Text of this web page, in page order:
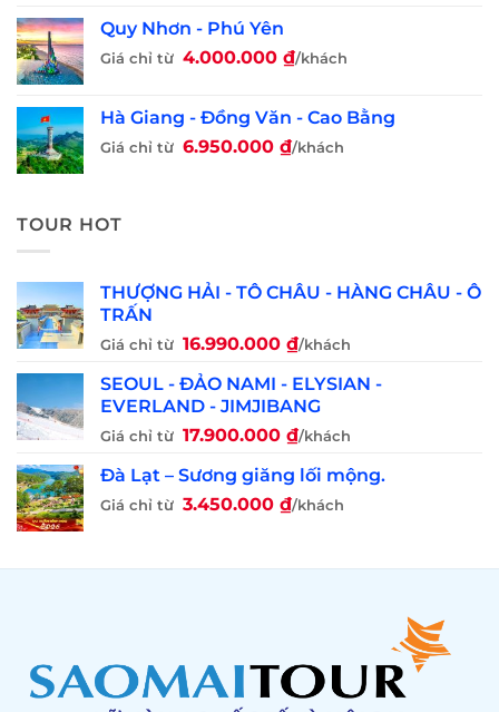
Quy Nhơn - Phú Yên
Giá chỉ từ 4.000.000 ₫/khách
Hà Giang - Đồng Văn - Cao Bằng
Giá chỉ từ 6.950.000 ₫/khách
TOUR HOT
THƯỢNG HẢI - TÔ CHÂU - HÀNG CHÂU - Ô
TRẤN
Giá chỉ từ 16.990.000 ₫/khách
SEOUL - ĐẢO NAMI - ELYSIAN -
EVERLAND - JIMJIBANG
Giá chỉ từ 17.900.000 ₫/khách
Đà Lạt – Sương giăng lối mộng.
Giá chỉ từ 3.450.000 ₫/khách